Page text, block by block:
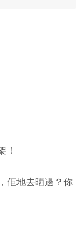
！
佢地去晒邊？你